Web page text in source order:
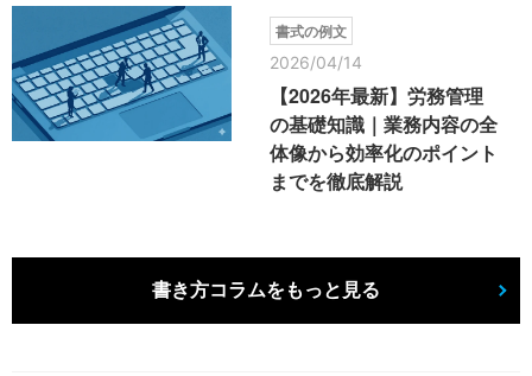
書式の例文
2026/04/14
【2026年最新】労務管理
の基礎知識｜業務内容の全
体像から効率化のポイント
までを徹底解説
書き方コラムをもっと見る